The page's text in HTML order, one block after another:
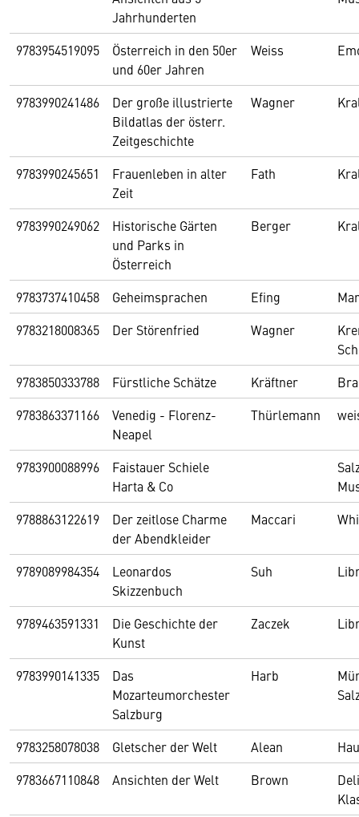
Jahrhunderten
9783954519095
Österreich in den 50er
und 60er Jahren
Weiss
9783990241486
Der große illustrierte
Bildatlas der österr.
Zeitgeschichte
Wagner
9783990245651
Frauenleben in alter
Zeit
Fath
9783990249062
Historische Gärten
und Parks in
Österreich
Berger
9783737410458 Geheimsprachen Efing
9783218008365
Der Störenfried Wagner
9783850333788
Fürstliche Schätze Kräftner
9783863371166
Venedig - Florenz-
Neapel
Thürlemann
9783900088996
Faistauer Schiele
Harta & Co
9788863122619
Der zeitlose Charme
der Abendkleider
Maccari
9789089984354
Leonardos
Skizzenbuch
Suh
9789463591331
Die Geschichte der
Kunst
Zaczek
9783990141335
Das
Mozarteumorchester
Salzburg
Harb
9783258078038 Gletscher der Welt Alean
9783667110848
Ansichten der Welt Brown